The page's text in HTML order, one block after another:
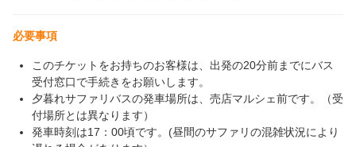
必要事項
このチケットをお持ちのお客様は、出発の20分前までにバス
受付窓口で手続きをお願いします。
夕暮れサファリバスの発車場所は、売店マルシェ前です。（受
付場所とは異なります）
発車時刻は17：00頃です。(昼間のサファリの混雑状況により